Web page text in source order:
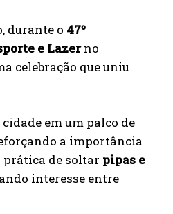
durante o 47º
e Lazerno
celebração que uniu
em um palco de
a importância
prática de soltar pipas e
interesse entre